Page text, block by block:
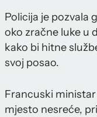
Policija je pozvala
oko zračne luke u
kako bi hitne
svoj posao.
Francuski
mjesto nesreće,